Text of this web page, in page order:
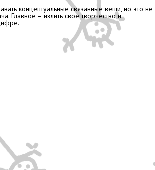
концептуальные связанные вещи, но это не
Главное – излить свое творчество и